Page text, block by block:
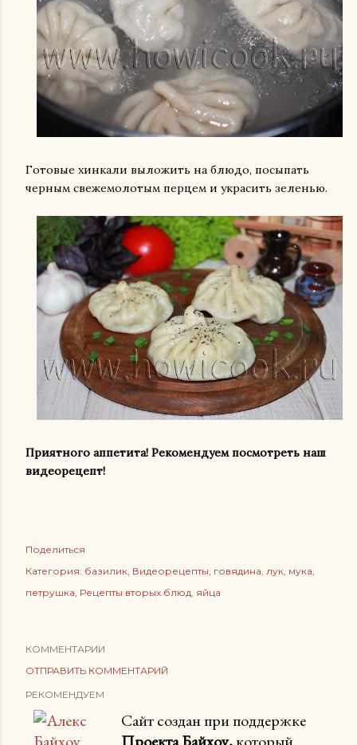
Готовые хинкали выложить на блюдо, посыпать
черным свежемолотым перцем и украсить зеленью.
Приятного аппетита! Рекомендуем посмотреть наш
видеорецепт!
Поделиться
Категория: базилик Видеорецепты говядина лук мука
петрушка Рецепты вторых блюд яйца
КОММЕНТАРИИ
ОТПРАВИТЬ КОММЕНТАРИЙ
РЕКОМЕНДУЕМ
Сайт создан при поддержке
Проекта Байхоу,который